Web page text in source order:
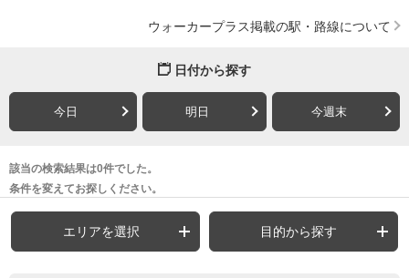
ウォーカープラス掲載の駅・路線について
日付から探す
今日 明日 今週末
該当の検索結果は0件でした。
条件を変えてお探しください。
エリアを選択 目的から探す